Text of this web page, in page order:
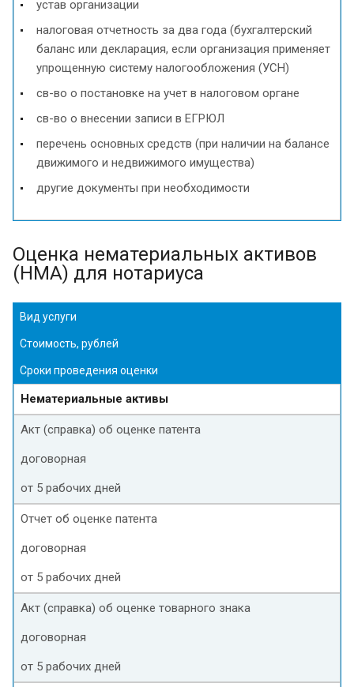
устав организации
налоговая отчетность за два года (бухгалтерский
баланс или декларация, если организация применяет
упрощенную систему налогообложения (УСН)
св-во о постановке на учет в налоговом органе
св-во о внесении записи в ЕГРЮЛ
перечень основных средств (при наличии на балансе
движимого и недвижимого имущества)
другие документы при необходимости
Оценка нематериальных активов
(НМА) для нотариуса
Вид услуги
Стоимость, рублей
Сроки проведения оценки
Нематериальные активы
Акт (справка) об оценке патента
договорная
от 5 рабочих дней
Отчет об оценке патента
договорная
от 5 рабочих дней
Акт (справка) об оценке товарного знака
договорная
от 5 рабочих дней